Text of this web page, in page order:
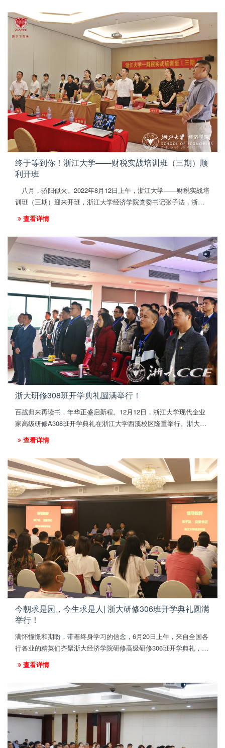
习之旅。
终于等到你！浙江大学——财税实战培训班（三期）顺
利开班
八月，骄阳似火。2022年8月12日上午，浙江大学——财税实战培
训班（三期）迎来开班，浙江大学经济学院党委书记张子法，浙江
大学经济学院高级培训中心副主任丁菊芳出席了开班仪式。开班式
由浙江大学经济学院高级培训中心主任助理许国强主持，来自各行
各业的40多名学员参加培训。
查看详情
浙大研修308班开学典礼圆满举行！
百战归来再读书，年华正盛启新程。12月12日，浙江大学现代企业
家高级研修A308班开学典礼在浙江大学西溪校区隆重举行。浙大经
济学院党委书记张子法，浙大经济学院高级培训中心主任叶宏伟出
席了本次典礼并致辞。本次典礼由浙大经济学院高级培训中心李晓
虹老师主持。
查看详情
今朝求是园，今生求是人| 浙大研修306班开学典礼圆满
举行！
满怀憧憬和期盼，带着终身学习的信念，6月20日上午，来自全国各
行各业的精英们齐聚浙大经济学院研修高级研修306班开学典礼，共
同开启学习的新篇章！
查看详情